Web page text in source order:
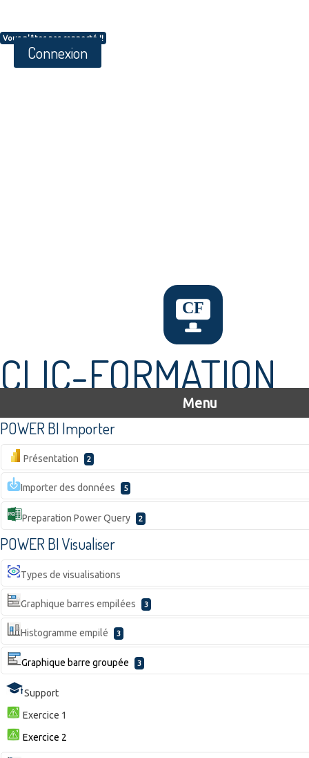
Vous n'êtes pas connecté !!
Connexion
CLIC-FORMATION
Menu
POWER BI Importer
Présentation 2
Importer des données 5
Preparation Power Query 2
POWER BI Visualiser
Types de visualisations
Graphique barres empilées 3
Histogramme empilé 3
Graphique barre groupée 3
Support
Exercice 1
Exercice 2